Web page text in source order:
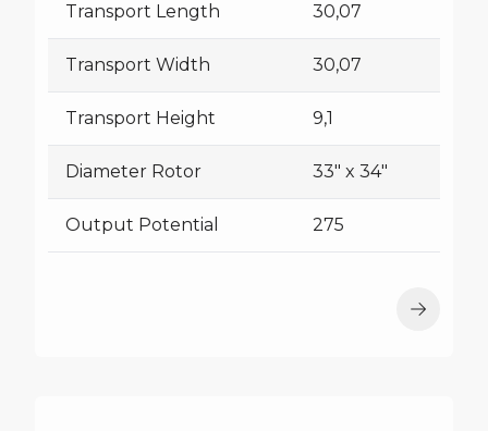
Transport Length 30,07
Transport Width 30,07
Transport Height 9,1
Diameter Rotor 33" x 34"
Output Potential 275